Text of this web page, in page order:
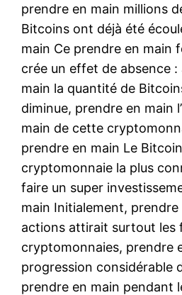
prendre en main millions
Bitcoins ont déjà été
main Ce prendre en main
crée un effet de absence
main la quantité de
diminue, prendre en main
main de cette
prendre en main Le
cryptomonnaie la plus
faire un super
main Initialement,
actions attirait surtout les
cryptomonnaies, prendre
progression considérable
prendre en main pendant